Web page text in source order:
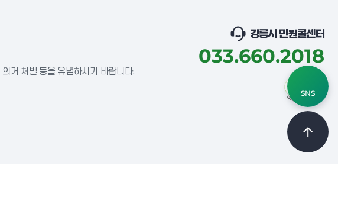
거 처벌 등을 유념하시기 바랍니다.
강릉시 민원콜센터
033.660.2018
SNS